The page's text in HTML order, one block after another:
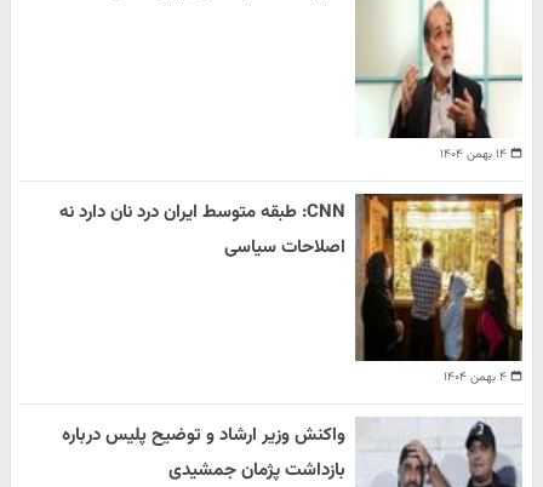
۱۴ بهمن ۱۴۰۴
۴ بهمن ۱۴۰۴
CNN: طبقه متوسط ایران درد نان دارد نه
اصلاحات سیاسی
واکنش وزیر ارشاد و توضیح پلیس درباره
بازداشت پژمان جمشیدی